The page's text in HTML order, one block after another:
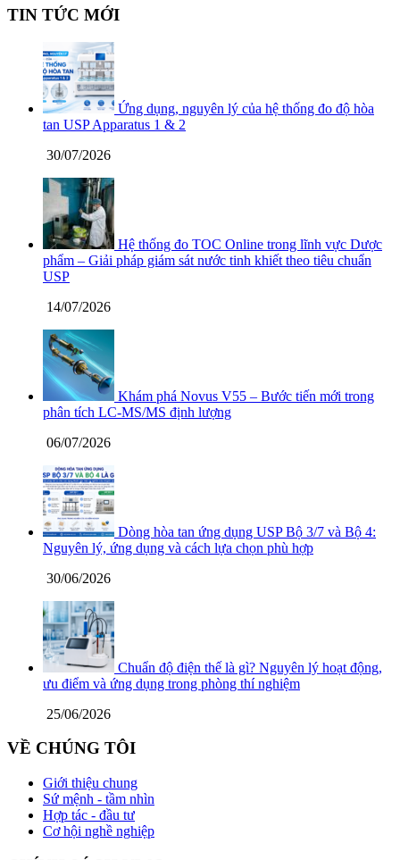
TIN TỨC MỚI
Ứng dụng, nguyên lý của hệ thống đo độ hòa
tan USP Apparatus 1 & 2
30/07/2026
Hệ thống đo TOC Online trong lĩnh vực Dược
phẩm – Giải pháp giám sát nước tinh khiết theo tiêu chuẩn
USP
14/07/2026
Khám phá Novus V55 – Bước tiến mới trong
phân tích LC-MS/MS định lượng
06/07/2026
Dòng hòa tan ứng dụng USP Bộ 3/7 và Bộ 4:
Nguyên lý, ứng dụng và cách lựa chọn phù hợp
30/06/2026
Chuẩn độ điện thế là gì? Nguyên lý hoạt động,
ưu điểm và ứng dụng trong phòng thí nghiệm
25/06/2026
VỀ CHÚNG TÔI
Giới thiệu chung
Sứ mệnh - tầm nhìn
Hợp tác - đầu tư
Cơ hội nghề nghiệp